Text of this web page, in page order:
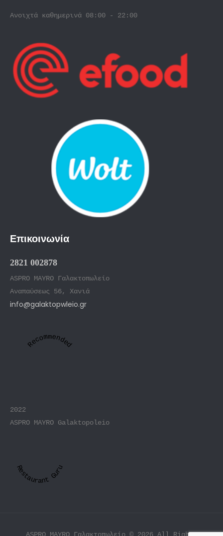
Ανοιχτά καθημερινά 08:00 - 22:00
Επικοινωνία
2821 002878
ASPRO MAYRO Γαλακτοπωλείο
Αναπαύσεως 56, Χανιά
info@galaktopwleio.gr
Recommended
2022
ASPRO MAYRO Galaktopoleio
Restaurant Guru
ASPRO MAYRO Γαλακτοπωλείο © 2026 All Rights